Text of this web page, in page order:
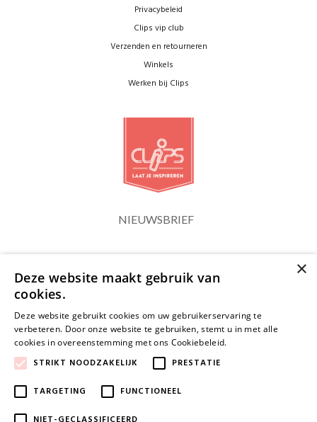
Privacybeleid
Clips vip club
Verzenden en retourneren
Winkels
Werken bij Clips
NIEUWSBRIEF
×
Deze website maakt gebruik van
cookies.
Deze website gebruikt cookies om uw gebruikerservaring te
verbeteren. Door onze website te gebruiken, stemt u in met alle
cookies in overeenstemming met ons Cookiebeleid.
STRIKT NOODZAKELIJK
PRESTATIE
TARGETING
FUNCTIONEEL